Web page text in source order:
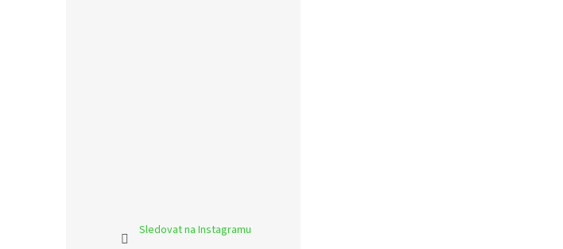
Sledovat na Instagramu